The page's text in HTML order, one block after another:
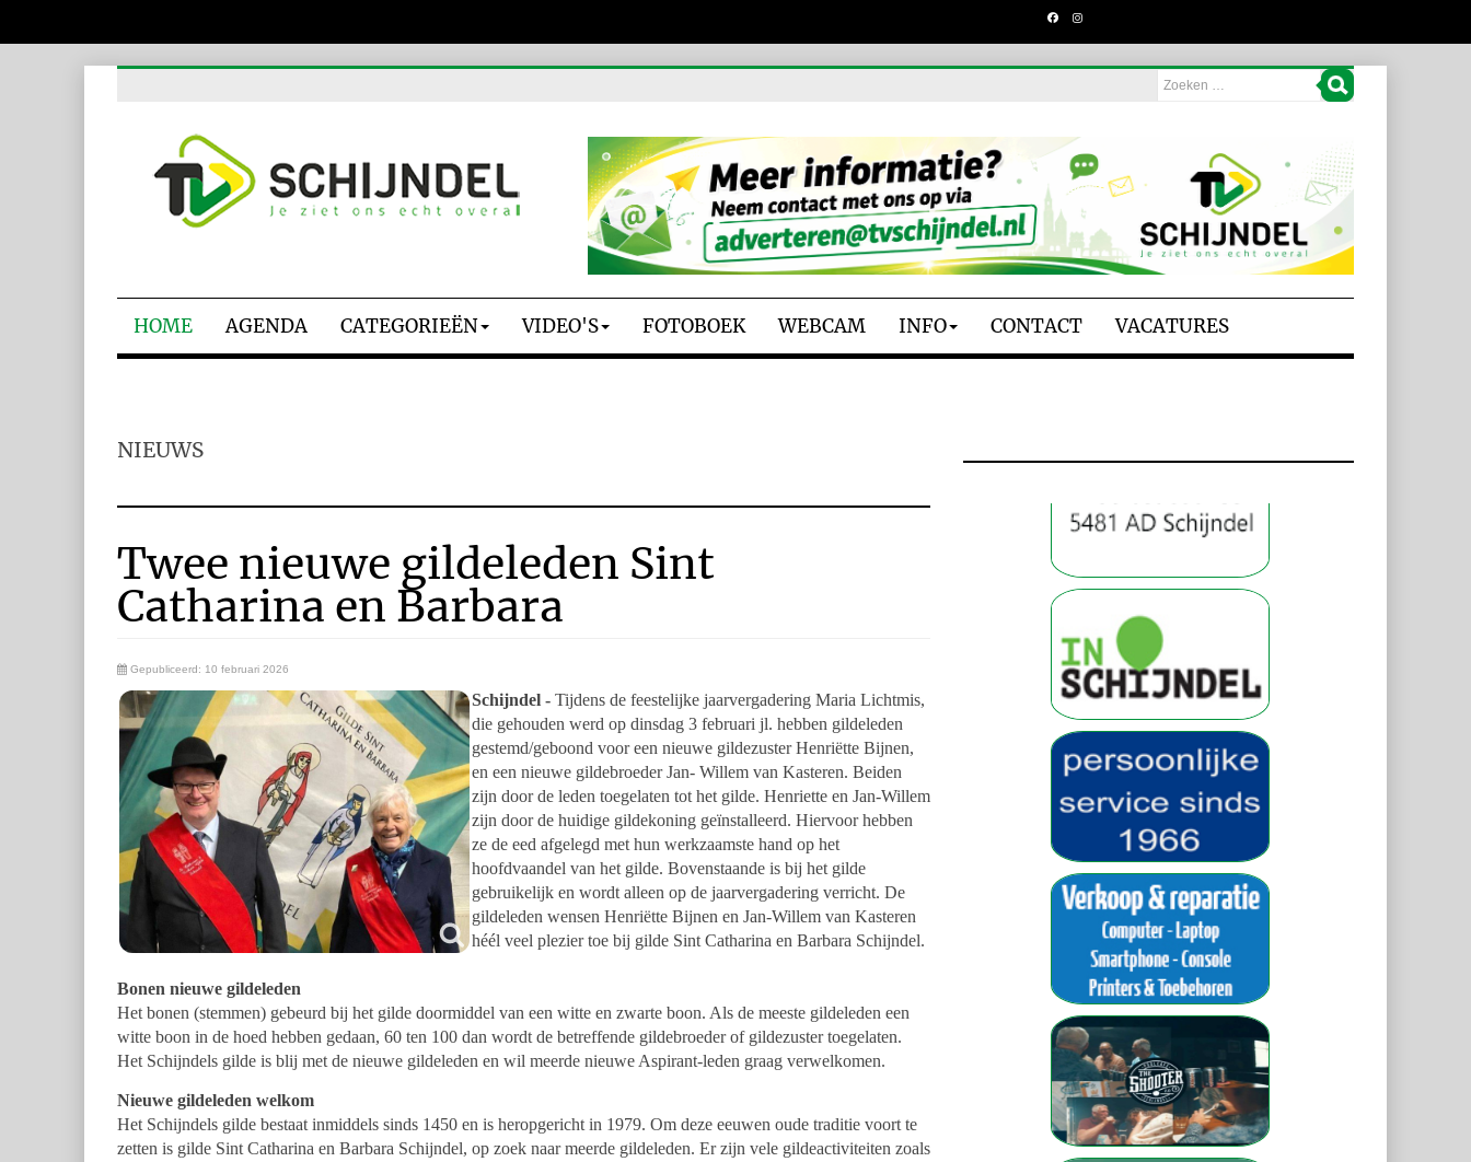
HOME AGENDA CATEGORIEËN VIDEO'S FOTOBOEK WEBCAM INFO CONTACT VACATURES
NIEUWS
Twee nieuwe gildeleden Sint
Catharina en Barbara
Gepubliceerd: 10 februari 2026
Schijndel - Tijdens de feestelijke jaarvergadering Maria Lichtmis,
die gehouden werd op dinsdag 3 februari jl. hebben gildeleden
gestemd/geboond voor een nieuwe gildezuster Henriëtte Bijnen,
en een nieuwe gildebroeder Jan- Willem van Kasteren. Beiden
zijn door de leden toegelaten tot het gilde. Henriette en Jan-Willem
zijn door de huidige gildekoning geïnstalleerd. Hiervoor hebben
ze de eed afgelegd met hun werkzaamste hand op het
hoofdvaandel van het gilde. Bovenstaande is bij het gilde
gebruikelijk en wordt alleen op de jaarvergadering verricht. De
gildeleden wensen Henriëtte Bijnen en Jan-Willem van Kasteren
héél veel plezier toe bij gilde Sint Catharina en Barbara Schijndel.
Bonen nieuwe gildeleden
Het bonen (stemmen) gebeurd bij het gilde doormiddel van een witte en zwarte boon. Als de meeste gildeleden een
witte boon in de hoed hebben gedaan, 60 ten 100 dan wordt de betreffende gildebroeder of gildezuster toegelaten.
Het Schijndels gilde is blij met de nieuwe gildeleden en wil meerde nieuwe Aspirant-leden graag verwelkomen.
Nieuwe gildeleden welkom
Het Schijndels gilde bestaat inmiddels sinds 1450 en is heropgericht in 1979. Om deze eeuwen oude traditie voort te
zetten is gilde Sint Catharina en Barbara Schijndel, op zoek naar meerde gildeleden. Er zijn vele gildeactiviteiten zoals